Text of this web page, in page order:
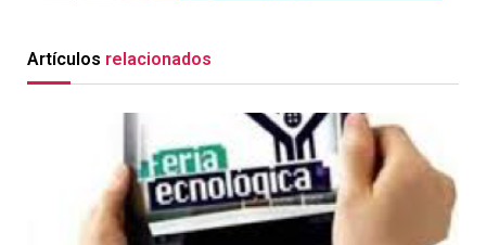
Artículos relacionados